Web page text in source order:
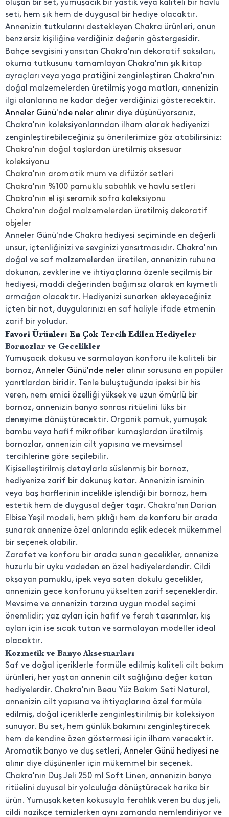
oluşan bir set, yumuşacık bir yastık veya kaliteli bir havlu
seti, hem şık hem de duygusal bir hediye olacaktır.
Annenizin tutkularını destekleyen Chakra ürünleri, onun
benzersiz kişiliğine verdiğiniz değerin göstergesidir.
Bahçe sevgisini yansıtan Chakra'nın dekoratif saksıları,
okuma tutkusunu tamamlayan Chakra'nın şık kitap
ayraçları veya yoga pratiğini zenginleştiren Chakra'nın
doğal malzemelerden üretilmiş yoga matları, annenizin
ilgi alanlarına ne kadar değer verdiğinizi gösterecektir.
Anneler Günü'nde neler alınır diye düşünüyorsanız,
Chakra'nın koleksiyonlarından ilham alarak hediyenizi
zenginleştirebileceğiniz şu önerilerimize göz atabilirsiniz:
Chakra'nın doğal taşlardan üretilmiş aksesuar
koleksiyonu
Chakra'nın aromatik mum ve difüzör setleri
Chakra'nın %100 pamuklu sabahlık ve havlu setleri
Chakra'nın el işi seramik sofra koleksiyonu
Chakra'nın doğal malzemelerden üretilmiş dekoratif
objeler
Anneler Günü'nde Chakra hediyesi seçiminde en değerli
unsur, içtenliğinizi ve sevginizi yansıtmasıdır. Chakra'nın
doğal ve saf malzemelerden üretilen, annenizin ruhuna
dokunan, zevklerine ve ihtiyaçlarına özenle seçilmiş bir
hediyesi, maddi değerinden bağımsız olarak en kıymetli
armağan olacaktır. Hediyenizi sunarken ekleyeceğiniz
içten bir not, duygularınızı en saf haliyle ifade etmenin
zarif bir yoludur.
Favori Ürünler: En Çok Tercih Edilen Hediyeler
Bornozlar ve Gecelikler
Yumuşacık dokusu ve sarmalayan konforu ile kaliteli bir
bornoz, Anneler Günü'nde neler alınır sorusuna en popüler
yanıtlardan biridir. Tenle buluştuğunda ipeksi bir his
veren, nem emici özelliği yüksek ve uzun ömürlü bir
bornoz, annenizin banyo sonrası ritüelini lüks bir
deneyime dönüştürecektir. Organik pamuk, yumuşak
bambu veya hafif mikrofiber kumaşlardan üretilmiş
bornozlar, annenizin cilt yapısına ve mevsimsel
tercihlerine göre seçilebilir.
Kişiselleştirilmiş detaylarla süslenmiş bir bornoz,
hediyenize zarif bir dokunuş katar. Annenizin isminin
veya baş harflerinin incelikle işlendiği bir bornoz, hem
estetik hem de duygusal değer taşır. Chakra'nın Darian
Elbise Yeşil modeli, hem şıklığı hem de konforu bir arada
sunarak annenize özel anlarında eşlik edecek mükemmel
bir seçenek olabilir.
Zarafet ve konforu bir arada sunan gecelikler, annenize
huzurlu bir uyku vadeden en özel hediyelerdendir. Cildi
okşayan pamuklu, ipek veya saten dokulu gecelikler,
annenizin gece konforunu yükselten zarif seçeneklerdir.
Mevsime ve annenizin tarzına uygun model seçimi
önemlidir; yaz ayları için hafif ve ferah tasarımlar, kış
ayları için ise sıcak tutan ve sarmalayan modeller ideal
olacaktır.
Kozmetik ve Banyo Aksesuarları
Saf ve doğal içeriklerle formüle edilmiş kaliteli cilt bakım
ürünleri, her yaştan annenin cilt sağlığına değer katan
hediyelerdir. Chakra'nın Beau Yüz Bakım Seti Natural,
annenizin cilt yapısına ve ihtiyaçlarına özel formüle
edilmiş, doğal içeriklerle zenginleştirilmiş bir koleksiyon
sunuyor. Bu set, hem günlük bakımını zenginleştirecek
hem de kendine özen göstermesi için ilham verecektir.
Aromatik banyo ve duş setleri, Anneler Günü hediyesi ne
alınır diye düşünenler için mükemmel bir seçenek.
Chakra'nın Duş Jeli 250 ml Soft Linen, annenizin banyo
ritüelini duyusal bir yolculuğa dönüştürecek harika bir
ürün. Yumuşak keten kokusuyla ferahlık veren bu duş jeli,
cildi nazikçe temizlerken aynı zamanda nemlendiriyor ve